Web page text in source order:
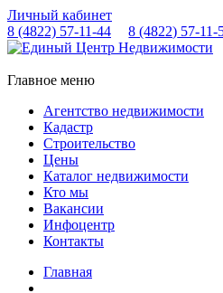
Личный кабинет
8 (4822) 57-11-44 8 (4822) 57-11-
Главное меню
Агентство недвижимости
Кадастр
Строительство
Цены
Каталог недвижимости
Кто мы
Вакансии
Инфоцентр
Контакты
Главная